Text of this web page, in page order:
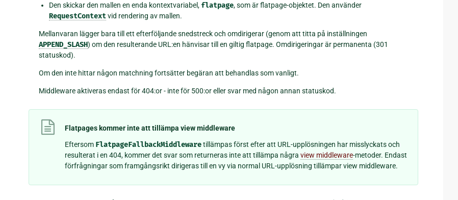
Den skickar den mallen en enda kontextvariabel, flatpage, som är flatpage-objektet. Den använder
RequestContextvid rendering av mallen.
Mellanvaran lägger bara till ett efterföljande snedstreck och omdirigerar (genom att titta på inställningen
APPEND_SLASH) om den resulterande URL:en hänvisar till en giltig flatpage. Omdirigeringar är permanenta (301
statuskod).
Om den inte hittar någon matchning fortsätter begäran att behandlas som vanligt.
Middleware aktiveras endast för 404:or - inte för 500:or eller svar med någon annan statuskod.
Flatpages kommer inte att tillämpa view middleware
Eftersom FlatpageFallbackMiddlewaretillämpas först efter att URL-upplösningen har misslyckats och
resulterat i en 404, kommer det svar som returneras inte att tillämpa några view middleware-metoder. Endast
förfrågningar som framgångsrikt dirigeras till en vy via normal URL-upplösning tillämpar view middleware.